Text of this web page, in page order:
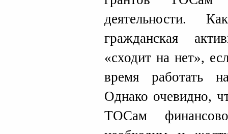
деятельности.
гражданская
«сходит на нет»,
время работать
Однако очевидно,
ТОСам